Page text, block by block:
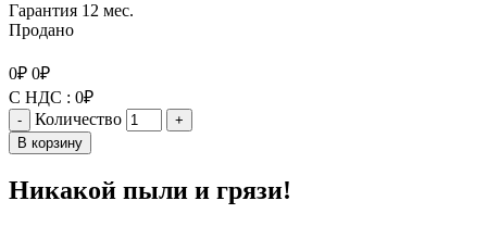
Гарантия 12 мес.
Продано
0₽ 0₽
С НДС : 0₽
- Количество
+
В корзину
Никакой пыли и грязи!